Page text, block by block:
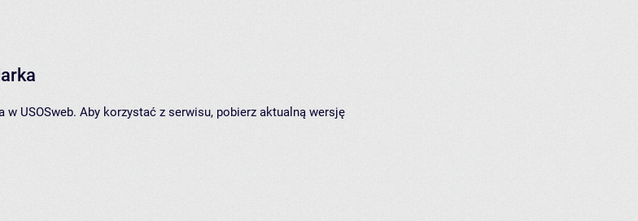
w USOSweb. Aby korzystać z serwisu, pobierz aktualną wersję